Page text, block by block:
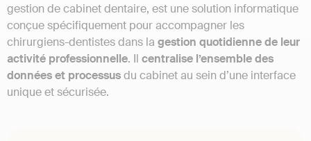
gestion de cabinet dentaire, est une solution informatique
conçue spécifiquement pour accompagner les
chirurgiens-dentistes dans la gestion quotidienne de leur
activité professionnelle. Il centralise l’ensemble des
données et processusdu cabinet au sein d’une interface
unique et sécurisée.